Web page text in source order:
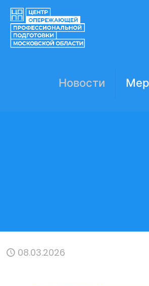
Новости
08.03.2026